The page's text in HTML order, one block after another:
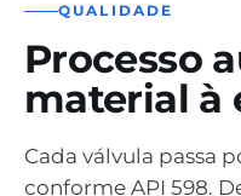
QUALIDADE
Processo
material à
Cada válvula passa
conforme API 598.